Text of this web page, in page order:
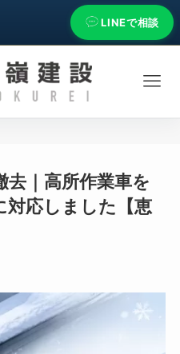
LINEで相談
去｜高所作業車を
対応しました【恵